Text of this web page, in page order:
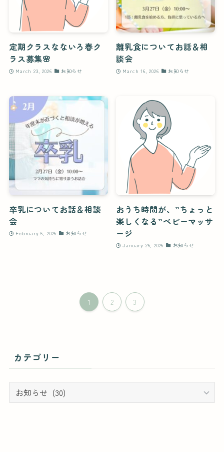
定期クラスなないろ春ク
ラス募集🌸
March 23, 2026 お知らせ
離乳食についてお話＆相
談会
March 16, 2026 お知らせ
卒乳についてお話＆相談
会
February 6, 2026 お知らせ
おうち時間が、”ちょっと
楽しくなる”ベビーマッサ
ージ
January 26, 2026 お知らせ
1 2 3
カテゴリー
テ